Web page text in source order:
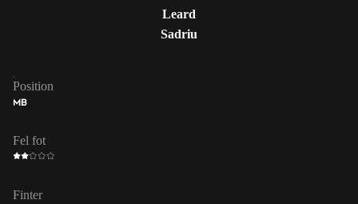
Leard
Sadriu
Position
MB
Fel fot
Finter